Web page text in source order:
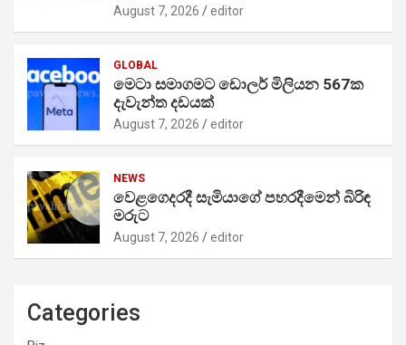
August 7, 2026 editor
GLOBAL
මෙටා සමාගමට ඩොලර් මිලියන 567ක
දැවැන්ත දඩයක්
August 7, 2026 editor
NEWS
වෙළගෙදරදී සැමියාගේ පහරදීමෙන් බිරිඳ
මරුට
August 7, 2026 editor
Categories